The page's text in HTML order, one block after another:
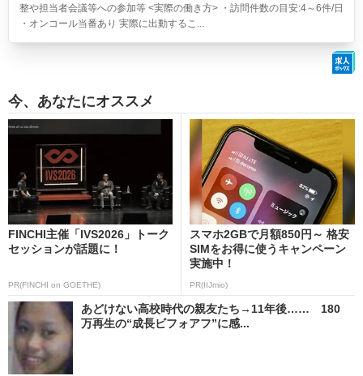
整や担当者会議等への参加等 <実際の働き方> ・訪問件数の目安:4～6件/日
・オンコール当番あり 実際に出動するこ...
今、あなたにオススメ
FINCHI主催「IVS2026」トーク
セッションが話題に！
PR(FINCHI on GOETHE)
スマホ2GBで月額850円～ 格安
SIMをお得に使うキャンペーン
実施中！
PR(IIJmio)
あどけない高校時代の親友たち→11年後…… 180
万再生の“成長ビフォアフ”に感...